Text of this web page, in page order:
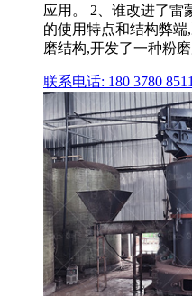
应用。 2、谁改进了雷
的使用特点和结构弊端
磨结构,开发了一种粉
联系电话: 180 3780 8511